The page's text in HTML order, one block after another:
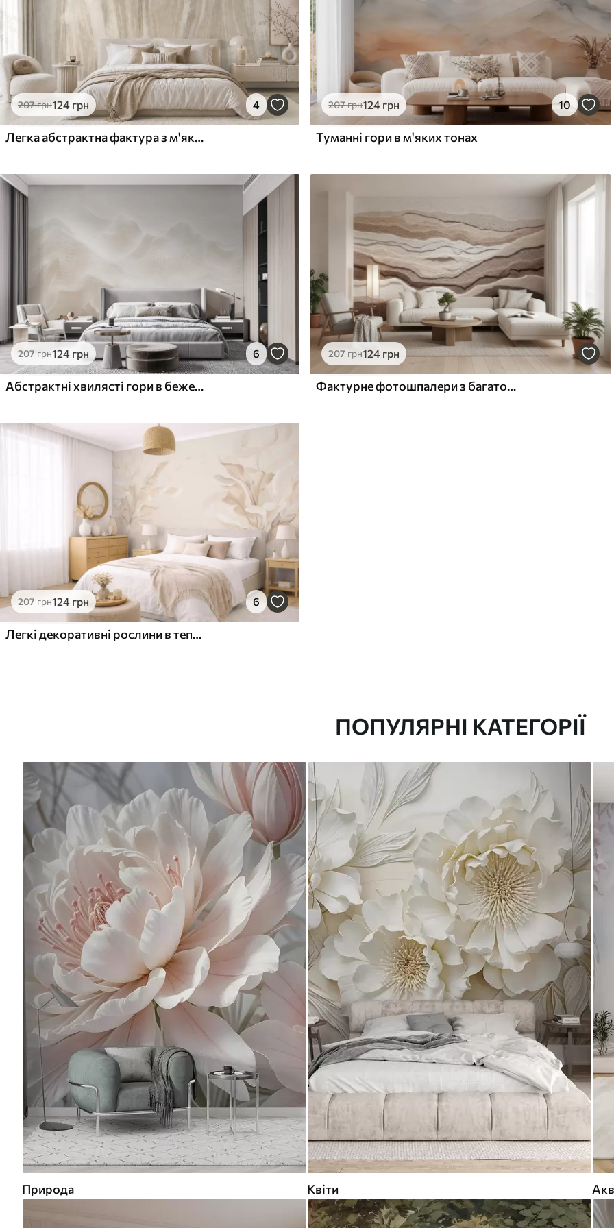
207грн124 грн 4
Легка абстрактна фактура з м'якими вертикальними переходами у кремових відтінках
207грн124 грн 10
Туманні гори в м'яких тонах
207грн124 грн 6
Абстрактні хвилясті гори в бежевій гамі в мінімалістичному стилі
207грн124 грн
Фактурне фотошпалери з багатошаровими піщаними утвореннями у теплій бежевій гамі
207грн124 грн 6
Легкі декоративні рослини в теплих кремових тонах
ПОПУЛЯРНІ КАТЕГОРІЇ
Природа Квіти